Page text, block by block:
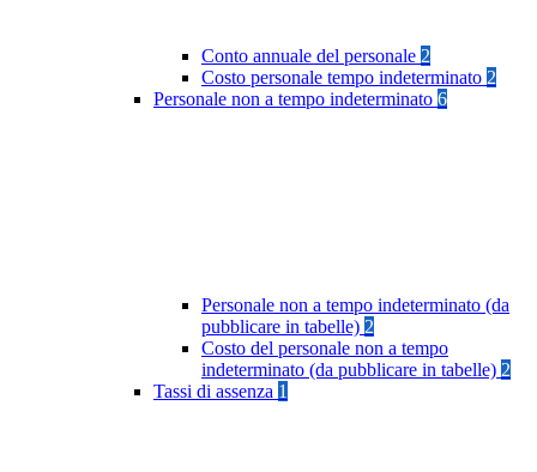
Conto annuale del personale 2
Costo personale tempo indeterminato 2
Personale non a tempo indeterminato 6
Personale non a tempo indeterminato (da
pubblicare in tabelle) 2
Costo del personale non a tempo
indeterminato (da pubblicare in tabelle) 2
Tassi di assenza 1